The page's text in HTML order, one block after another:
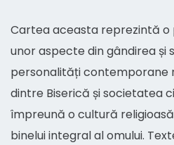
Cartea aceasta reprezintă
unor aspecte din gândirea și
personalități contemporane
dintre Biserică și societatea
împreună o cultură
binelui integral al omului.